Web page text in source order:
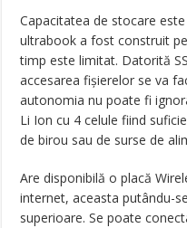
Capacitatea de stocare
ultrabook a fost construit
timp este limitat. Datorită
accesarea fişierelor se va
autonomia nu poate fi
Li Ion cu 4 celule fiind
de birou sau de surse de
Are disponibilă o placă
internet, aceasta putându-
superioare. Se poate